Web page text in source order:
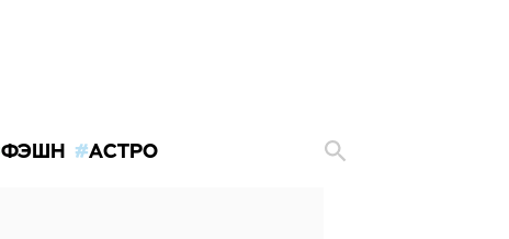
ФЭШН АСТРО